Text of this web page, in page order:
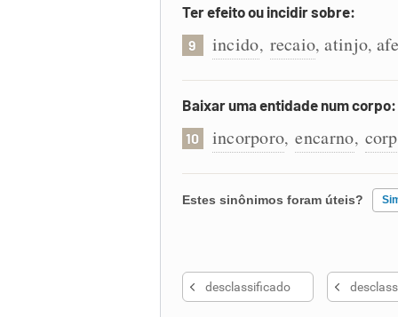
Ter efeito ou incidir sobre:
9 incido, recaio,atinjo,
Baixar uma entidade num corpo:
10 incorporo, encarno,
Estes sinônimos foram úteis?
Nenhum dos sinônimos
desclassificado